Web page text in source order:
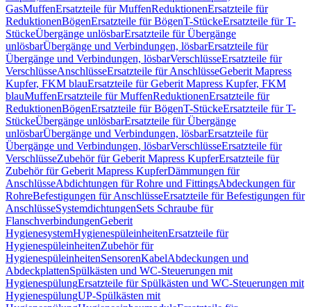
GasMuffenErsatzteile für MuffenReduktionenErsatzteile für
ReduktionenBögenErsatzteile für BögenT-StückeErsatzteile für T-
StückeÜbergänge unlösbarErsatzteile für Übergänge
unlösbarÜbergänge und Verbindungen, lösbarErsatzteile für
Übergänge und Verbindungen, lösbarVerschlüsseErsatzteile für
VerschlüsseAnschlüsseErsatzteile für AnschlüsseGeberit Mapress
Kupfer, FKM blauErsatzteile für Geberit Mapress Kupfer, FKM
blauMuffenErsatzteile für MuffenReduktionenErsatzteile für
ReduktionenBögenErsatzteile für BögenT-StückeErsatzteile für T-
StückeÜbergänge unlösbarErsatzteile für Übergänge
unlösbarÜbergänge und Verbindungen, lösbarErsatzteile für
Übergänge und Verbindungen, lösbarVerschlüsseErsatzteile für
VerschlüsseZubehör für Geberit Mapress KupferErsatzteile für
Zubehör für Geberit Mapress KupferDämmungen für
AnschlüsseAbdichtungen für Rohre und FittingsAbdeckungen für
RohreBefestigungen für AnschlüsseErsatzteile für Befestigungen für
AnschlüsseSystemdichtungenSets Schraube für
FlanschverbindungenGeberit
HygienesystemHygienespüleinheitenErsatzteile für
HygienespüleinheitenZubehör für
HygienespüleinheitenSensorenKabelAbdeckungen und
AbdeckplattenSpülkästen und WC-Steuerungen mit
HygienespülungErsatzteile für Spülkästen und WC-Steuerungen mit
HygienespülungUP-Spülkästen mit